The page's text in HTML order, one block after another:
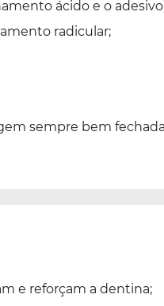
ácido e o
radicular;
sempre bem
e reforçam a dentina;